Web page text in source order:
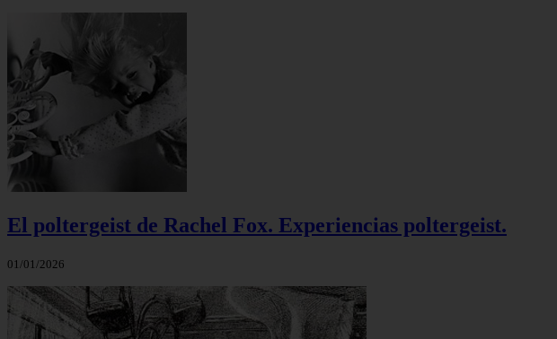
El poltergeist de Rachel Fox. Experiencias poltergeist.
01/01/2026